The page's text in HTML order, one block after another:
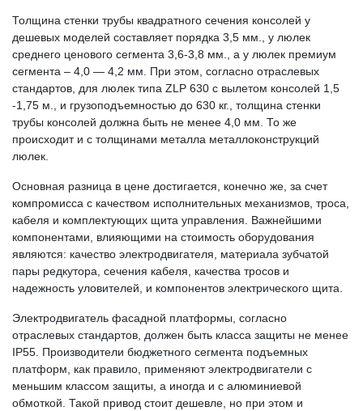
Толщина стенки трубы квадратного сечения консолей у
дешевых моделей составляет порядка 3,5 мм., у люлек
среднего ценового сегмента 3,6-3,8 мм., а у люлек премиум
сегмента – 4,0 — 4,2 мм. При этом, согласно отраслевых
стандартов, для люлек типа ZLP 630 с вылетом консолей 1,5
-1,75 м., и грузоподъемностью до 630 кг., толщина стенки
трубы консолей должна быть не менее 4,0 мм. То же
происходит и с толщинами металла металлоконструкций
люлек.
Основная разница в цене достигается, конечно же, за счет
компромисса с качеством исполнительных механизмов, троса,
кабеля и комплектующих щита управления. Важнейшими
компонентами, влияющими на стоимость оборудования
являются: качество электродвигателя, материала зубчатой
пары редкутора, сечения кабеля, качества тросов и
надежность уловителей, и компонентов электрического щита.
Электродвигатель фасадной платформы, согласно
отраслевых стандартов, должен быть класса защиты не менее
IP55. Производители бюджетного сегмента подъемных
платформ, как правило, применяют электродвигатели с
меньшим классом защиты, а иногда и с алюминиевой
обмоткой. Такой привод стоит дешевле, но при этом и